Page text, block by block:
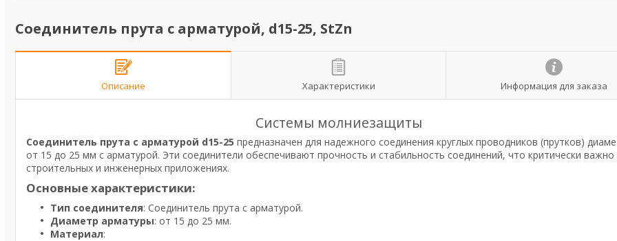
Соединитель прута с арматурой, d15-25, StZn
Описание Характеристики Информация для заказа
Системы молниезащиты
Соединитель прута с арматурой d15-25 предназначен для надежного соединения круглых проводников (прутков)
от 15 до 25 мм с арматурой. Эти соединители обеспечивают прочность и стабильность соединений, что критически важно
строительных и инженерных приложениях.
Основные характеристики:
Тип соединителя: Соединитель прута с арматурой.
Диаметр арматуры: от 15 до 25 мм.
Материал: